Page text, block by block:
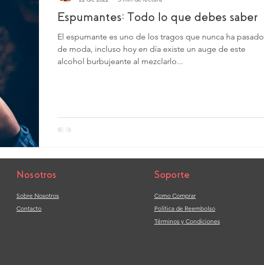
Espumantes: Todo lo que debes saber
El espumante es uno de los tragos que nunca ha pasado
de moda, incluso hoy en día existe un auge de este
alcohol burbujeante al mezclarlo...
Nosotros
Sobre Nosotros
Contacto
Soporte
Como Comprar
Política de Reembolso
Términos y Condiciones